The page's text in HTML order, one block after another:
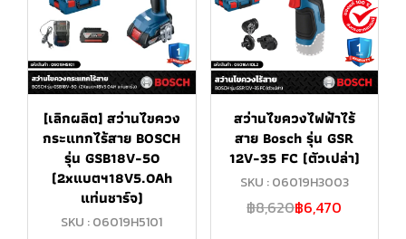
[เลิกผลิต] สว่านไขควง
กระแทกไร้สาย BOSCH
รุ่น GSB18V-50
(2xแบตฯ18V5.0Ah
แท่นชาร์จ)
SKU : 06019H5101
สว่านไขควงไฟฟ้าไร้
สาย Bosch รุ่น GSR
12V-35 FC (ตัวเปล่า)
SKU : 06019H3003
฿8,620฿6,470